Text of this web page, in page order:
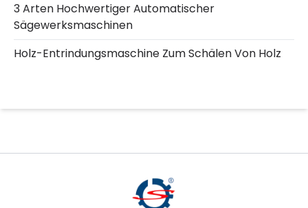
3 Arten Hochwertiger Automatischer
Sägewerksmaschinen
Holz-Entrindungsmaschine Zum Schälen Von Holz